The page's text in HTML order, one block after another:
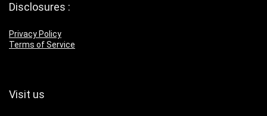
Disclosures :
Privacy Policy
Terms of Service
Visit us